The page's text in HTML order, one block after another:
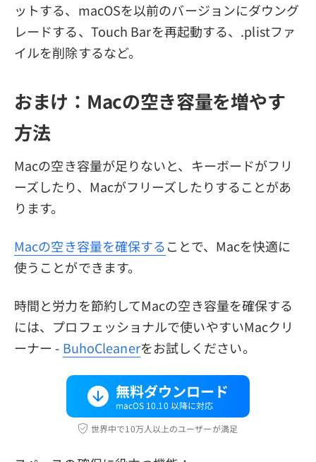
ットする、macOSを以前のバージョンにダウング
レードする、Touch Barを再起動する、.plistファ
イルを削除するなど。
おまけ：Macの空き容量を増やす
方法
Macの空き容量が足りないと、キーボードがフリ
ーズしたり、Macがフリーズしたりすることがあ
ります。
Macの空き容量を確保することで、Macを快適に
使うことができます。
時間と労力を節約してMacの空き容量を確保する
には、プロフェッショナルで使いやすいMacクリ
ーナー - BuhoCleanerをお試しください。
無料ダウンロード
macOS 10.10 以降に対応
世界中で10万人以上のユーザーが満足